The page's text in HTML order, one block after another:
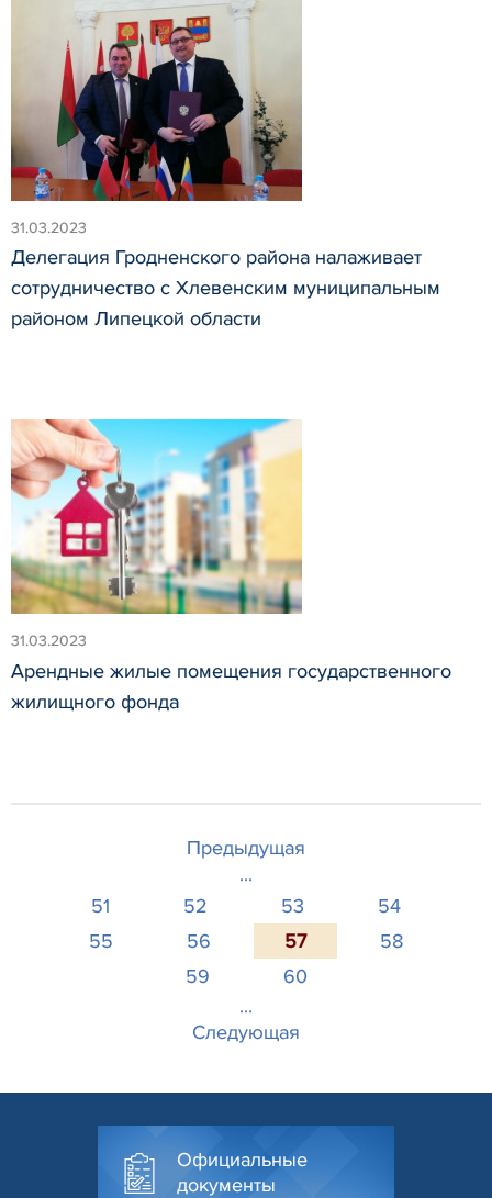
31.03.2023
Делегация Гродненского района налаживает
сотрудничество с Хлевенским муниципальным
районом Липецкой области
31.03.2023
Арендные жилые помещения государственного
жилищного фонда
Предыдущая
...
51
52 53
54
55
56 57
58
59
60
...
Следующая
Официальные
документы